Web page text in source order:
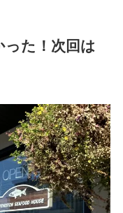
た！次回は